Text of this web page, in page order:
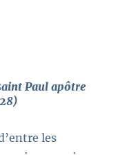
Paul apôtre
les